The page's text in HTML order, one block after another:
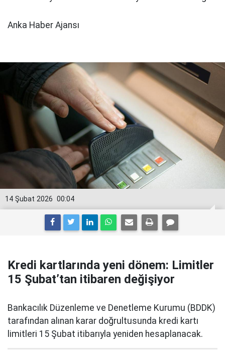
Anka Haber Ajansı
00:04
14 Şubat 2026
Kredi kartlarında yeni dönem: Limitler
15 Şubat’tan itibaren değişiyor
Bankacılık Düzenleme ve Denetleme Kurumu (BDDK)
tarafından alınan karar doğrultusunda kredi kartı
limitleri 15 Şubat itibarıyla yeniden hesaplanacak.